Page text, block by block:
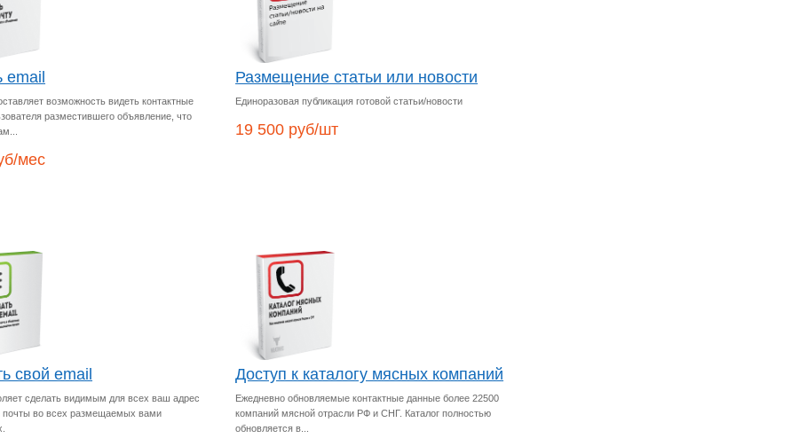
email
возможность видеть контактные
разместившего объявление, что
мес
Размещение статьи или новости
Единоразовая публикация готовой статьи/новости
19 500 руб/шт
свой email
сделать видимым для всех ваш адрес
почты во всех размещаемых вами
Доступ к каталогу мясных компаний
Ежедневно обновляемые контактные данные более 22500
компаний мясной отрасли РФ и СНГ. Каталог полностью
обновляется в...